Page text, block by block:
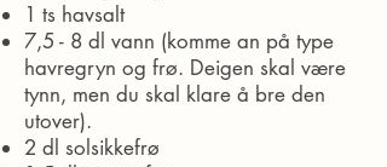
1 ts havsalt
7,5 - 8 dl vann (komme an på type
havregryn og frø. Deigen skal være
tynn, men du skal klare å bre den
utover).
2 dl solsikkefrø